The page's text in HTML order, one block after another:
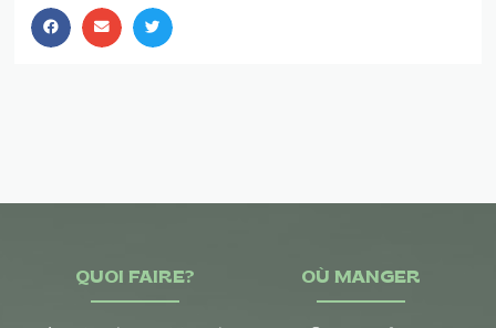
QUOI FAIRE? OÙ MANGER